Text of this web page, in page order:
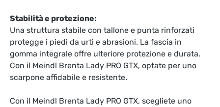
Stabilità e protezione:
Una struttura stabile con tallone e punta rinforzati
protegge i piedi da urti e abrasioni. La fascia in
gomma integrale offre ulteriore protezione e durata.
Con il Meindl Brenta Lady PRO GTX, optate per uno
scarpone affidabile e resistente.
Con il Meindl Brenta Lady PRO GTX, scegliete uno